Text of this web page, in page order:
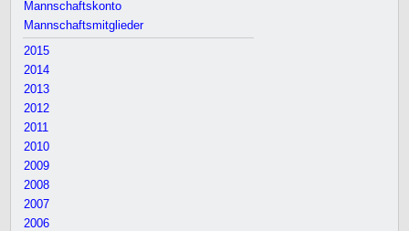
Mannschaftskonto
Mannschaftsmitglieder
2015
2014
2013
2012
2011
2010
2009
2008
2007
2006